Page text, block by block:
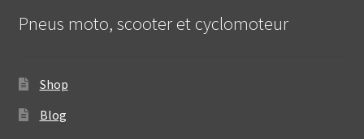
Pneus moto, scooter et cyclomoteur
Shop
Blog